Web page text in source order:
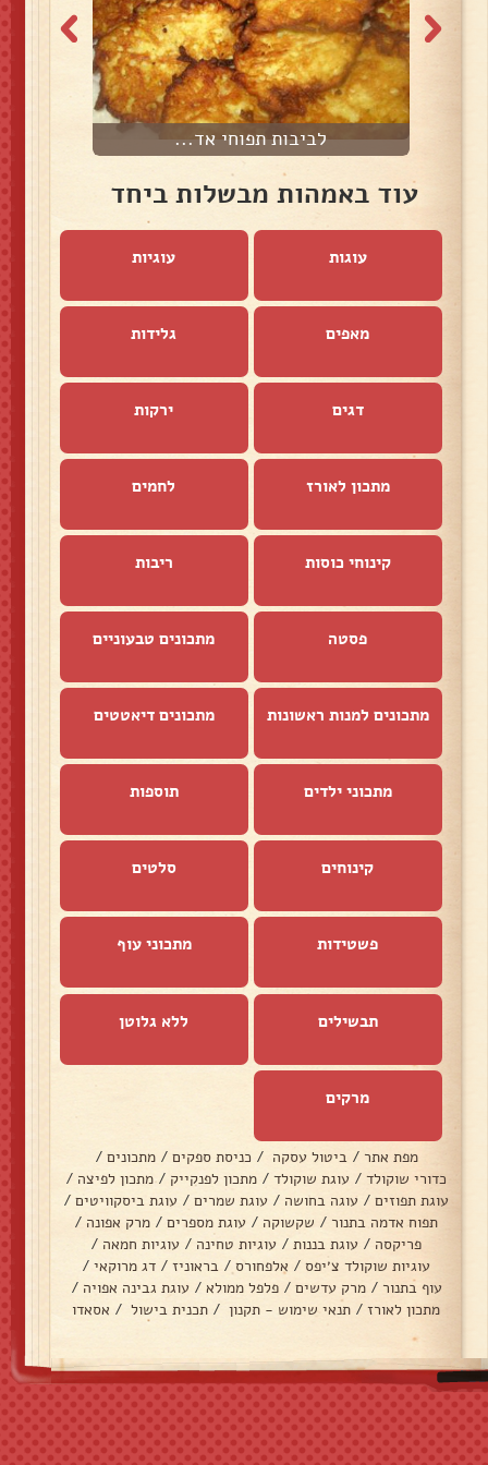
לביבות תפוחי אד...
עוד באמהות מבשלות ביחד
עוגות עוגיות
מאפים גלידות
דגים ירקות
מתכון לאורז לחמים
קינוחי כוסות ריבות
פסטה מתכונים טבעוניים
מתכונים למנות ראשונות מתכונים דיאטטים
מתכוני ילדים תוספות
קינוחים סלטים
פשטידות מתכוני עוף
תבשילים ללא גלוטן
מרקים
מפת אתר / ביטול עסקה / כניסת ספקים / מתכונים /
כדורי שוקולד / עוגת שוקולד / מתכון לפנקייק / מתכון לפיצה /
עוגת תפוזים / עוגה בחושה / עוגת שמרים / עוגת ביסקוויטים/
תפוח אדמה בתנור / שקשוקה / עוגת מספרים / מרק אפונה /
פריקסה / עוגת בננות / עוגיות טחינה / עוגיות חמאה /
עוגיות שוקולד צ׳יפס / אלפחורס / בראוניז / דג מרוקאי /
עוף בתנור / מרק עדשים / פלפל ממולא / עוגת גבינה אפויה /
מתכון לאורז / תנאי שימוש - תקנון / תכנית בישול / אסאדו